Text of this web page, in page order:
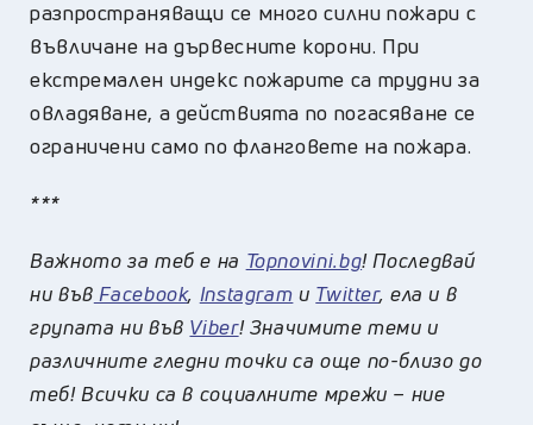
разпространяващи се много силни пожари с
въвличане на дървесните корони. При
екстремален индекс пожарите са трудни за
овладяване, а действията по погасяване се
ограничени само по фланговете на пожара.
***
Важното за теб е на Topnovini.bg! Последвай
ни във Facebook, Instagram и Twitter, ела и в
групата ни във Viber! Значимите теми и
различните гледни точки са още по-близо до
теб! Всички са в социалните мрежи – ние